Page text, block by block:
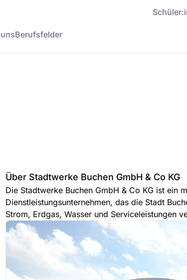
Berufsfelder
Über Stadtwerke Buchen GmbH & Co KG
Die Stadtwerke Buchen GmbH & Co KG ist ein
Dienstleistungsunternehmen, das die Stadt
Strom, Erdgas, Wasser und Serviceleistungen